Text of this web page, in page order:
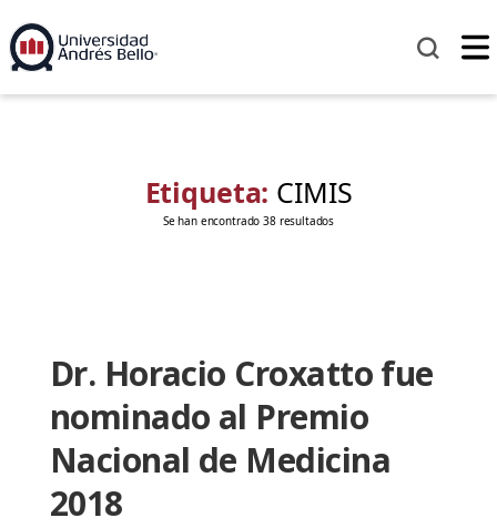
Etiqueta: CIMIS
Se han encontrado 38 resultados
Dr. Horacio Croxatto fue
nominado al Premio
Nacional de Medicina
2018